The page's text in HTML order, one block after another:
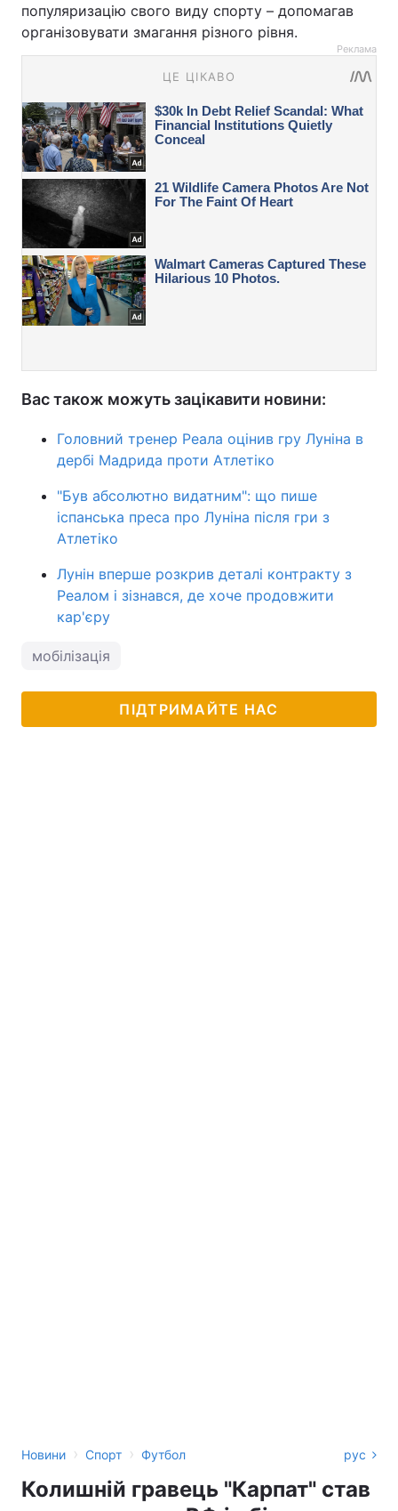
популяризацію свого виду спорту – допомагав
організовувати змагання різного рівня.
Реклама
Вас також можуть зацікавити новини:
Головний тренер Реала оцінив гру Луніна в
дербі Мадрида проти Атлетіко
"Був абсолютно видатним": що пише
іспанська преса про Луніна після гри з
Атлетіко
Лунін вперше розкрив деталі контракту з
Реалом і зізнався, де хоче продовжити
кар'єру
мобілізація
ПІДТРИМАЙТЕ НАС
Новини › Спорт › Футбол рус
Колишній гравець "Карпат" став